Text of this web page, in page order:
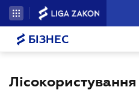
БІЗНЕС
Лісокористування